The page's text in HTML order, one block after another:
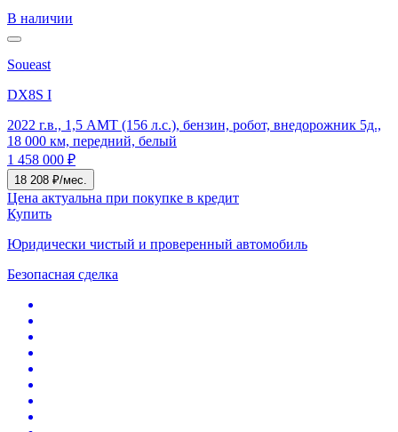
В наличии
Soueast
DX8S I
2022 г.в., 1,5 AMT (156 л.с.), бензин, робот, внедорожник 5д.,
18 000 км, передний, белый
1 458 000 ₽
18 208 ₽/мес.
Цена актуальна при покупке в кредит
Купить
Юридически чистый и проверенный автомобиль
Безопасная сделка